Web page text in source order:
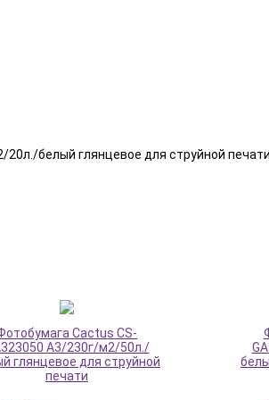
белый глянцевое для струйной
Cactus CS-
A3/230г/м2/50л./
глянцевое для струйной
печати